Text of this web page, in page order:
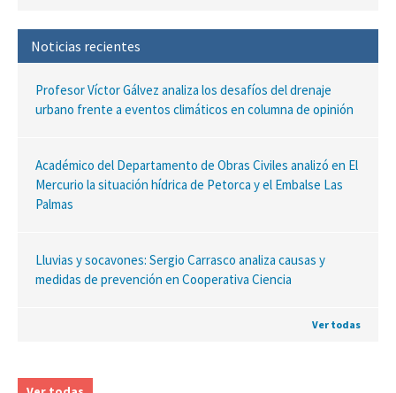
Noticias recientes
Profesor Víctor Gálvez analiza los desafíos del drenaje
urbano frente a eventos climáticos en columna de opinión
Académico del Departamento de Obras Civiles analizó en El
Mercurio la situación hídrica de Petorca y el Embalse Las
Palmas
Lluvias y socavones: Sergio Carrasco analiza causas y
medidas de prevención en Cooperativa Ciencia
Ver todas